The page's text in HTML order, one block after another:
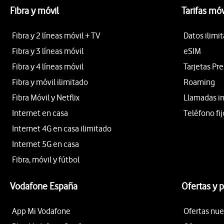
Fibra y móvil
Fibra y 2 líneas móvil + TV
Fibra y 3 líneas móvil
Fibra y 4 líneas móvil
Fibra y móvil ilimitado
Fibra Móvil y Netflix
Internet en casa
Internet 4G en casa ilimitado
Internet 5G en casa
Fibra, móvil y fútbol
Tarifas
Datos
eSIM
Tarjetas
Roaming
Llamadas
Teléfono
Vodafone España
App Mi Vodafone
Ofertas y
Ofertas